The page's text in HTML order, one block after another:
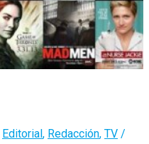
Editorial, Redacción, TV /